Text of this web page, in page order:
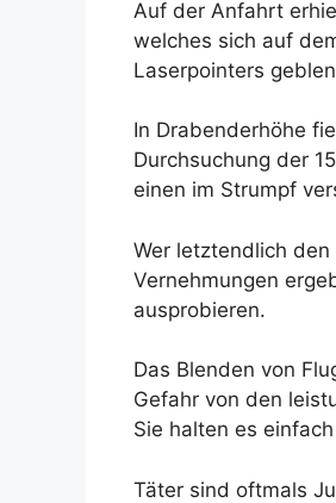
Auf der Anfahrt
welches sich auf
Laserpointers
In Drabenderhöhe
Durchsuchung der
einen im Strumpf
Wer letztendlich
Vernehmungen
ausprobieren.
Das Blenden von
Gefahr von den
Sie halten es
Täter sind oftmals